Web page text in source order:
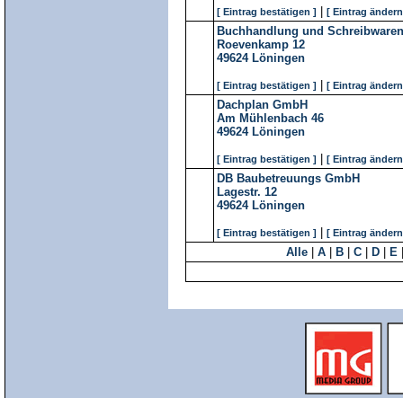
[ Eintrag bestätigen ] [ Eintrag
Buchhandlung und
Roevenkamp 12
49624 Löningen
[ Eintrag bestätigen ] [ Eintrag
Dachplan GmbH
Am Mühlenbach 46
49624 Löningen
[ Eintrag bestätigen ] [ Eintrag
DB Baubetreuungs GmbH
Lagestr. 12
49624 Löningen
[ Eintrag bestätigen ] [ Eintrag
Alle A B C D E